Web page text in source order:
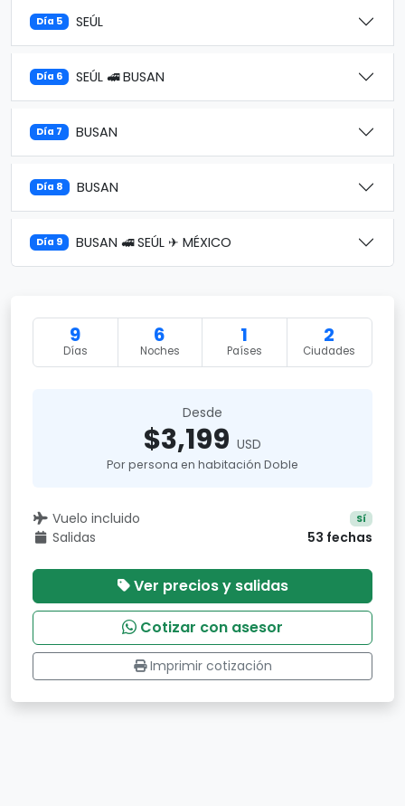
Día 5 SEÚL
Día 6 SEÚL 🚅 BUSAN
Día 7 BUSAN
Día 8 BUSAN
Día 9 BUSAN 🚅 SEÚL ✈ MÉXICO
9
Días
6
Noches
1
Países
2
Ciudades
Desde
$3,199 USD
Por persona en habitación Doble
Vuelo incluido Sí
Salidas 53 fechas
Ver precios y salidas
Cotizar con asesor
Imprimir cotización